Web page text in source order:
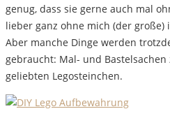
genug, dass sie gerne auch mal
lieber ganz ohne mich (der
Aber manche Dinge werden
gebraucht: Mal- und
geliebten Legosteinchen.